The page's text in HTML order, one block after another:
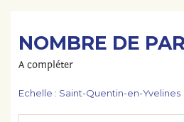
NOMBRE DE
A compléter
Echelle : Saint-Quentin-en-Yvelines